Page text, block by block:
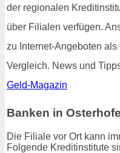
der regionalen
über Filialen verfügen.
zu Internet-Angeboten
Vergleich. News und
Geld-Magazin
Banken in
Die Filiale vor Ort kann
Folgende Kreditinstitute